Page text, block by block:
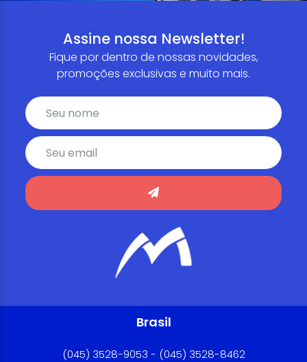
Assine nossa Newsletter!
Fique por dentro de nossas novidades,
promoções exclusivas e muito mais.
Brasil
(045) 3528-9053 - (045) 3528-8462